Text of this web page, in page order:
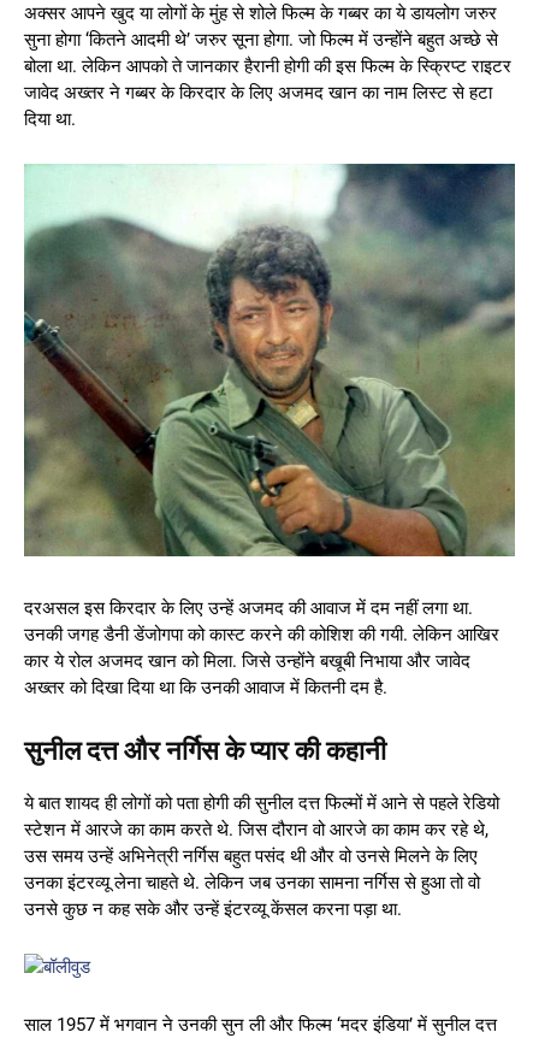
अक्सर आपने खुद या लोगों के मुंह से शोले फिल्म के गब्बर का ये डायलोग जरुर
सुना होगा ‘कितने आदमी थे’ जरुर सूना होगा. जो फिल्म में उन्होंने बहुत अच्छे से
बोला था. लेकिन आपको ते जानकार हैरानी होगी की इस फिल्म के स्क्रिप्ट राइटर
जावेद अख्तर ने गब्बर के किरदार के लिए अजमद खान का नाम लिस्ट से हटा
दिया था.
दरअसल इस किरदार के लिए उन्हें अजमद की आवाज में दम नहीं लगा था.
उनकी जगह डैनी डेंजोगपा को कास्ट करने की कोशिश की गयी. लेकिन आखिर
कार ये रोल अजमद खान को मिला. जिसे उन्होंने बखूबी निभाया और जावेद
अख्तर को दिखा दिया था कि उनकी आवाज में कितनी दम है.
सुनील दत्त और नर्गिस के प्यार की कहानी
ये बात शायद ही लोगों को पता होगी की सुनील दत्त फिल्मों में आने से पहले रेडियो
स्टेशन में आरजे का काम करते थे. जिस दौरान वो आरजे का काम कर रहे थे,
उस समय उन्हें अभिनेत्री नर्गिस बहुत पसंद थी और वो उनसे मिलने के लिए
उनका इंटरव्यू लेना चाहते थे. लेकिन जब उनका सामना नर्गिस से हुआ तो वो
उनसे कुछ न कह सके और उन्हें इंटरव्यू केंसल करना पड़ा था.
साल 1957 में भगवान ने उनकी सुन ली और फिल्म ‘मदर इंडिया’ में सुनील दत्त